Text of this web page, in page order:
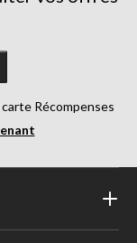
Récompenses